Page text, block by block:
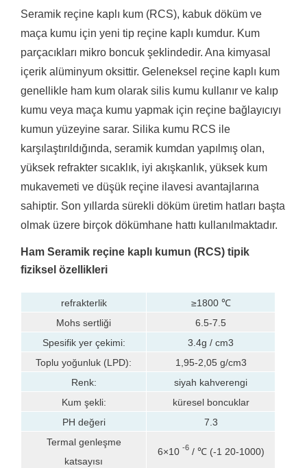
Seramik reçine kaplı kum (RCS), kabuk döküm ve
maça kumu için yeni tip reçine kaplı kumdur. Kum
parçacıkları mikro boncuk şeklindedir. Ana kimyasal
içerik alüminyum oksittir. Geleneksel reçine kaplı kum
genellikle ham kum olarak silis kumu kullanır ve kalıp
kumu veya maça kumu yapmak için reçine bağlayıcıyı
kumun yüzeyine sarar. Silika kumu RCS ile
karşılaştırıldığında, seramik kumdan yapılmış olan,
yüksek refrakter sıcaklık, iyi akışkanlık, yüksek kum
mukavemeti ve düşük reçine ilavesi avantajlarına
sahiptir. Son yıllarda sürekli döküm üretim hatları başta
olmak üzere birçok dökümhane hattı kullanılmaktadır.
Ham Seramik reçine kaplı kumun (RCS) tipik
fiziksel özellikleri
refrakterlik
≥1800 ℃
Mohs sertliği
6.5-7.5
Spesifik yer çekimi:
3.4g / cm3
Toplu yoğunluk (LPD):
1,95-2,05 g/cm3
Renk:
siyah kahverengi
Kum şekli:
küresel boncuklar
PH değeri
7.3
Termal genleşme
katsayısı
6×10 -6/ ℃ (-1 20-1000)